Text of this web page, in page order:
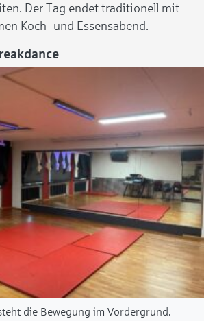
Der Tag endet traditionell mit
Koch- und Essensabend.
die Bewegung im Vordergrund.